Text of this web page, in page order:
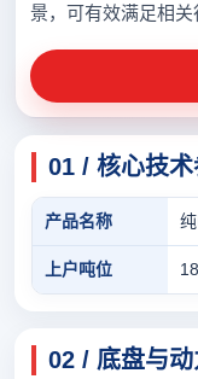
景，可有效满足相关
01 / 核心技
产品名称
上户吨位
02 / 底盘与